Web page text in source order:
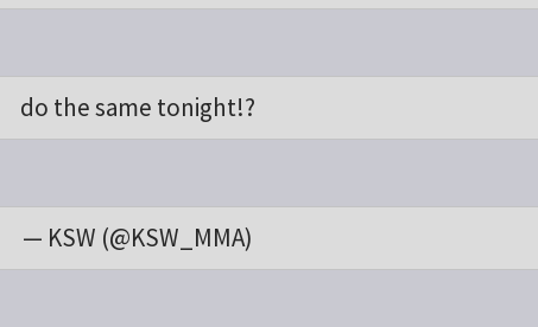
do the same tonight!?
— KSW (@KSW_MMA)